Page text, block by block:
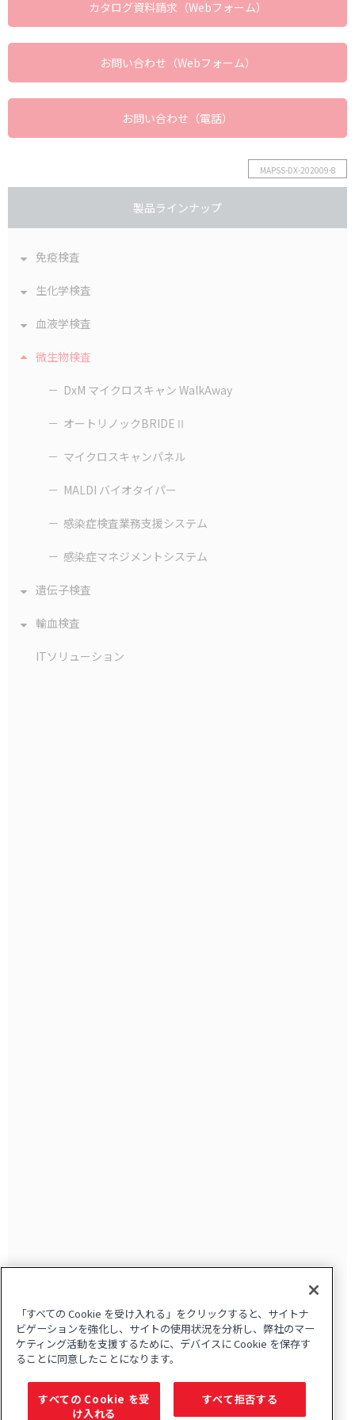
カタログ資料請求（Webフォーム）
お問い合わせ（Webフォーム）
お問い合わせ（電話）
MAPSS-DX-202009-8
製品ラインナップ
免疫検査
生化学検査
血液学検査
微生物検査
DxM マイクロスキャン WalkAway
オートリノックBRIDEⅡ
マイクロスキャンパネル
MALDI バイオタイパー
感染症検査業務支援システム
感染症マネジメントシステム
遺伝子検査
輸血検査
ITソリューション
「すべての Cookie を受け入れる」をクリックすると、サイトナ
ビゲーションを強化し、サイトの使用状況を分析し、弊社のマー
ケティング活動を支援するために、デバイスに Cookie を保存す
ることに同意したことになります。
すべての Cookie を受
け入れる
すべて拒否する